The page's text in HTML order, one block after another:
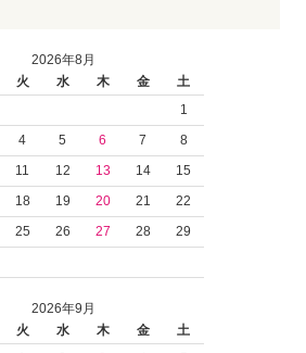
2026年8月
火 水 木 金
土
1
4 5 6 7
8
11 12 13 14
15
18 19 20 21
22
25 26 27 28
29
2026年9月
火 水 木 金
土